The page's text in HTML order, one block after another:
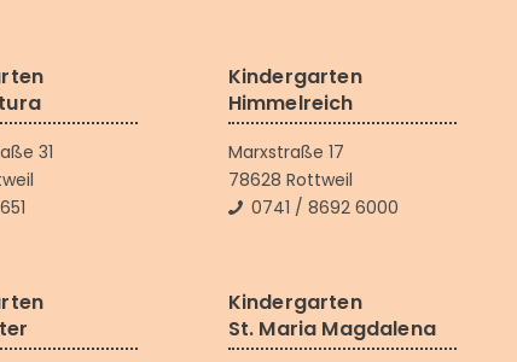
31
Kindergarten
Himmelreich
Marxstraße 17
78628 Rottweil
0741 / 8692 6000
Kindergarten
St. Maria Magdalena